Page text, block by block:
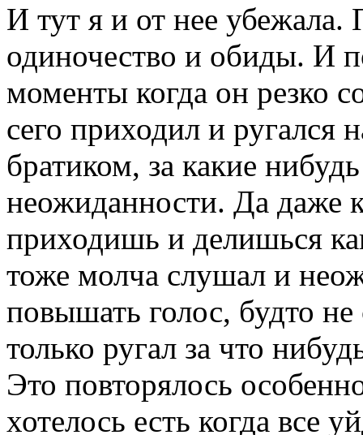
И тут я и от нее
одиночество и обиды. И
моменты когда он резко
сего приходил и ругался
братиком, за какие
неожиданности. Да даже
приходишь и делишься
тоже молча слушал и
повышать голос, будто
только ругал за что
Это повторялось
хотелось есть когда все